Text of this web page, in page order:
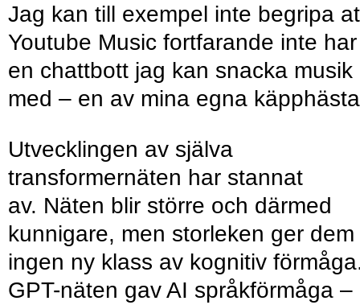
Jag kan till exempel inte begripa
Youtube Music fortfarande inte har
en chattbott jag kan snacka musik
med – en av mina egna
Utvecklingen av själva
transformernäten har stannat
av. Näten blir större och därmed
kunnigare, men storleken ger dem
ingen ny klass av kognitiv
GPT-näten gav AI språkförmåga –